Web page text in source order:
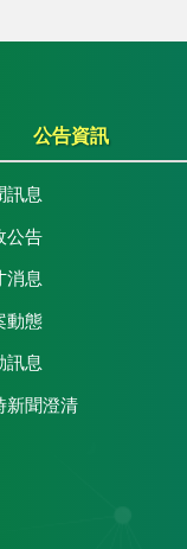
公告資訊
訊息
公告
消息
動態
訊息
新聞澄清